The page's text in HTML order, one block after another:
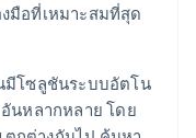
มือที่เหมาะสมที่สุด
มีโซลูชันระบบอัตโน
นหลากหลาย โดย